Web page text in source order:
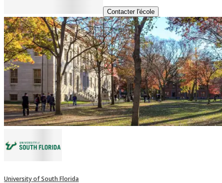
Contacter l'école
University of South Florida